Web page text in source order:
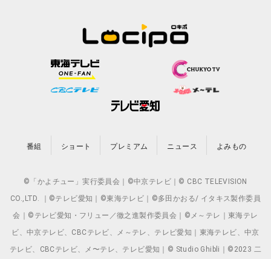
番組 ショート プレミアム ニュース よみもの
©「かよチュー」実行委員会｜©中京テレビ｜© CBC TELEVISION
CO.,LTD. ｜©テレビ愛知｜©東海テレビ｜©多田かおる/ イタキス製作委員
会｜©テレビ愛知・フリュー／徹之進製作委員会｜©メ～テレ｜東海テレ
ビ、中京テレビ、CBCテレビ、メ～テレ、テレビ愛知｜東海テレビ、中京
テレビ、CBCテレビ、メ〜テレ、テレビ愛知｜© Studio Ghibli｜©2023 二